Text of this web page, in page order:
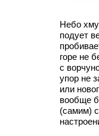
Небо
подует
горе не
с
упор не
или
вообще
(самим)